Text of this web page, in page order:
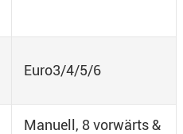
Euro3/4/5/6
Manuell, 8 vorwärts &